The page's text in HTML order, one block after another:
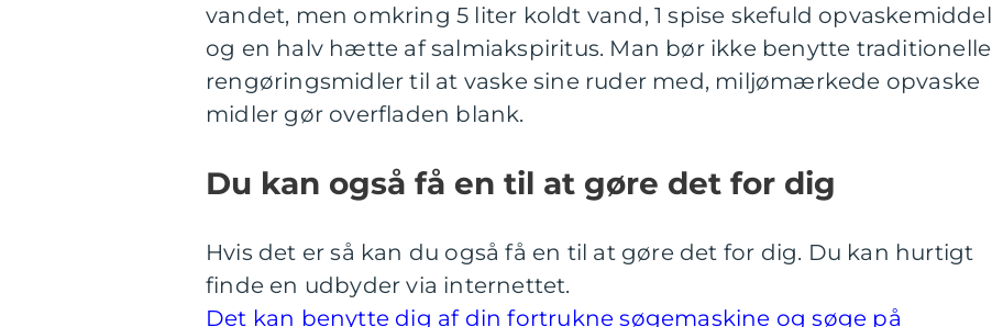
vandet, men omkring 5 liter koldt vand, 1 spise skefuld opvaskemiddel
og en halv hætte af salmiakspiritus. Man bør ikke benytte traditionelle
rengøringsmidler til at vaske sine ruder med, miljømærkede opvaske
midler gør overfladen blank.
Du kan også få en til at gøre det for dig
Hvis det er så kan du også få en til at gøre det for dig. Du kan hurtigt
finde en udbyder via internettet.
Det kan benytte dig af din fortrukne søgemaskine og søge på